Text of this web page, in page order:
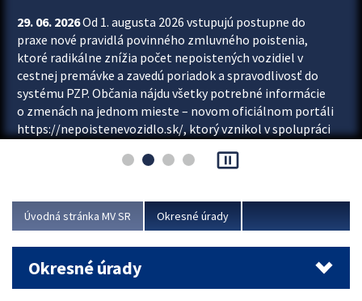
29. 06. 2026Od 1. augusta 2026 vstupujú postupne do
praxe nové pravidlá povinného zmluvného poistenia,
ktoré radikálne znížia počet nepoistených vozidiel v
cestnej premávke a zavedú poriadok a spravodlivosť do
systému PZP. Občania nájdu všetky potrebné informácie
o zmenách na jednom mieste – novom oficiálnom portáli
https://nepoistenevozidlo.sk/, ktorý vznikol v spolupráci
asociácie poisťovní (SLASPO) a Ministerstva vnútra SR.
Viac
pause_presentation
Úvodná stránka MV SR Okresné úrady
Okresné úrady